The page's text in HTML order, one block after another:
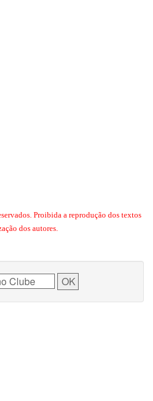
Proibida a reprodução dos textos
dos autores.